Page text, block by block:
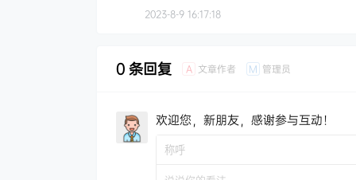
2023-8-9 16:17:18
0 条回复 A 文章作者 M 管理员
欢迎您，新朋友，感谢参与互动！